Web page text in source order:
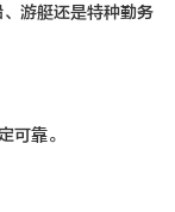
可靠。